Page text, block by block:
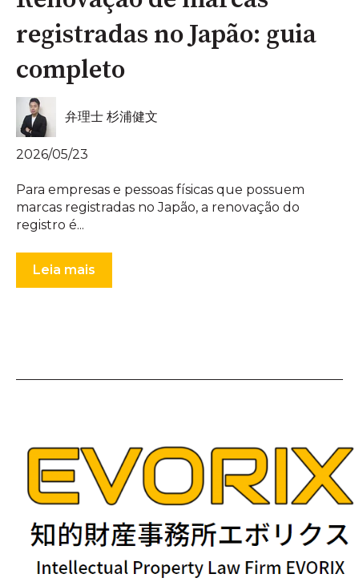
registradas no Japão: guia
completo
弁理士 杉浦健文
2026/05/23
Para empresas e pessoas físicas que possuem
marcas registradas no Japão, a renovação do
registro é...
Leia mais